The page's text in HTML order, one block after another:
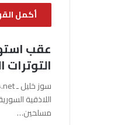
أكمل
عقب
التوترات
اللاذقية
مسلحين…